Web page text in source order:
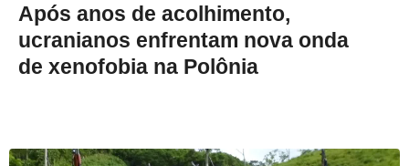
Após anos de acolhimento,
ucranianos enfrentam nova onda
de xenofobia na Polônia